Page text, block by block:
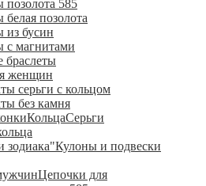
позолота 585
белая позолота
из бусин
с магнитами
женщин
серьги с кольцом
без камня
КольцаСерьги
зодиака"Кулоны и подвески
Цепочки для